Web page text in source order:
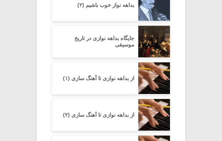
بداهه نواز خوب باشیم (۲)
جایگاه بداهه نوازی در تاریخ
موسیقی
از بداهه نوازی تا آهنگ سازی (۱)
از بداهه نوازی تا آهنگ سازی (۲)